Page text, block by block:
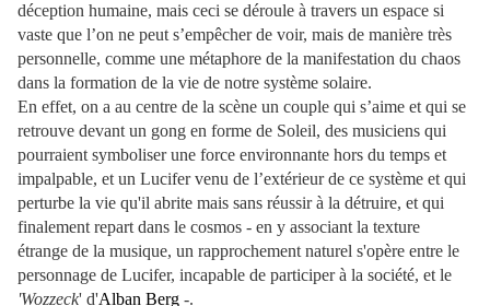
déception humaine, mais ceci se déroule à travers un espace si
vaste que l’on ne peut s’empêcher de voir, mais de manière très
personnelle, comme une métaphore de la manifestation du chaos
dans la formation de la vie de notre système solaire.
En effet, on a au centre de la scène un couple qui s’aime et qui se
retrouve devant un gong en forme de Soleil, des musiciens qui
pourraient symboliser une force environnante hors du temps et
impalpable, et un Lucifer venu de l’extérieur de ce système et qui
perturbe la vie qu'il abrite mais sans réussir à la détruire, et qui
finalement repart dans le cosmos - en y associant la texture
étrange de la musique, un rapprochement naturel s'opère entre le
personnage de Lucifer, incapable de participer à la société, et le
'Wozzeck' d'Alban Berg -.